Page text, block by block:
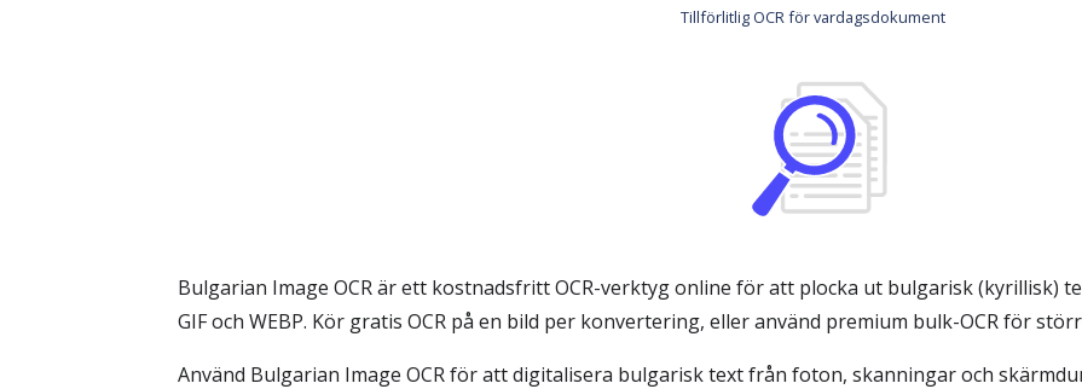
Tillförlitlig OCR för vardagsdokument
Bulgarian Image OCR är ett kostnadsfritt OCR-verktyg online för att plocka ut bulgarisk (kyrillisk)
GIF och WEBP. Kör gratis OCR på en bild per konvertering, eller använd premium bulk-OCR för
Använd Bulgarian Image OCR för att digitalisera bulgarisk text från foton, skanningar och